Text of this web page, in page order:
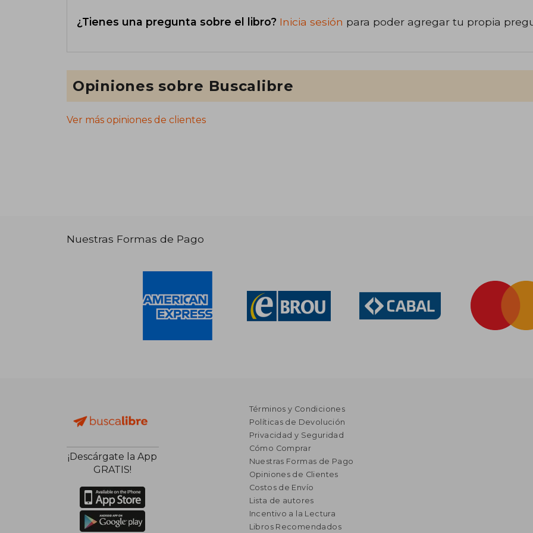
¿Tienes una pregunta sobre el libro? Inicia sesión para poder agregar tu propia
Opiniones sobre Buscalibre
Ver más opiniones de clientes
Nuestras Formas de Pago
¡Descárgate la App
GRATIS!
Términos y Condiciones
Políticas de Devolución
Privacidad y Seguridad
Cómo Comprar
Nuestras Formas de Pago
Opiniones de Clientes
Costos de Envío
Lista de autores
Incentivo a la Lectura
Libros Recomendados